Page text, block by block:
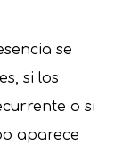
se
si los
o si
aparece